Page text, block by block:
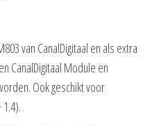
van CanalDigitaal en als extra
CanalDigitaal Module en
Ook geschikt voor